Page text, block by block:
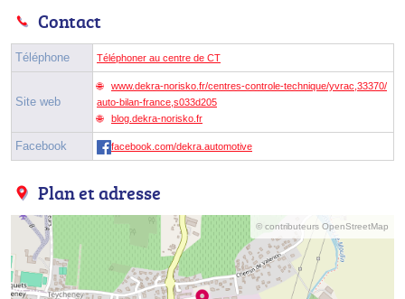
Contact
Téléphone Téléphoner au centre de CT
Site web
www.dekra-norisko.fr/centres-controle-technique/yvrac,33370/
auto-bilan-france,s033d205
blog.dekra-norisko.fr
Facebook facebook.com/dekra.automotive
Plan et adresse
© contributeurs OpenStreetMap